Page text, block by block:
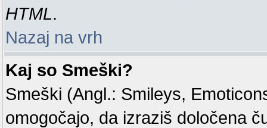
HTML.
Nazaj na vrh
Kaj so Smeški?
Smeški (Angl.: Smileys,
omogočajo, da izraziš določena